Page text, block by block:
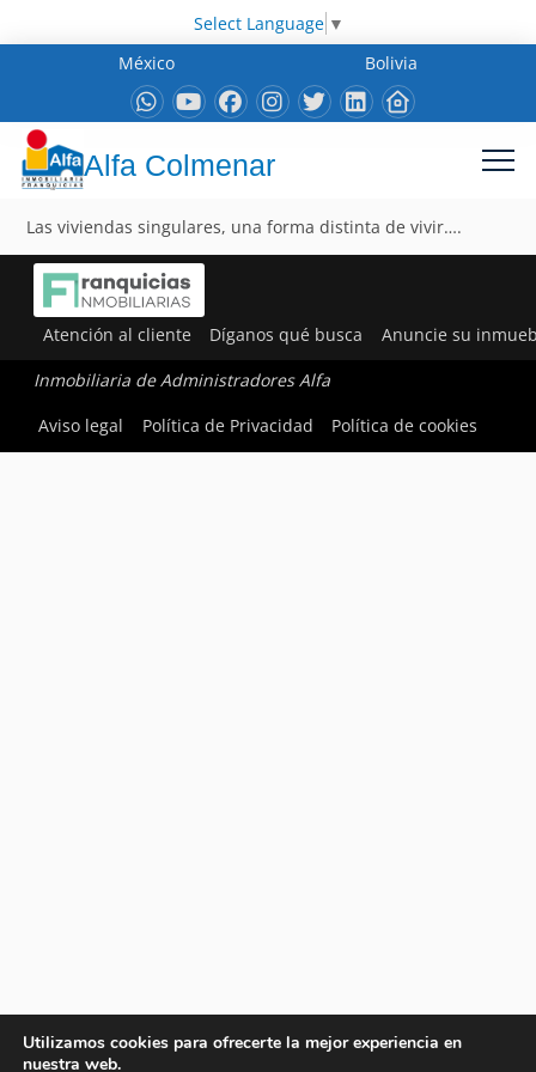
Select Language ▼
México
Bolivia
Alfa Colmenar
Las viviendas singulares, una forma distinta de vivir….
Atención al cliente Díganos qué busca Anuncie su
Inmobiliaria de Administradores Alfa
Aviso legal
Política de Privacidad Política de cookies
Utilizamos cookies para ofrecerte la mejor experiencia en
nuestra web.